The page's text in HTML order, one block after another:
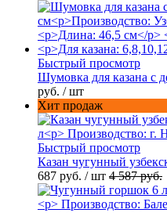
Быстрый просмотр
Шумовка для казана с
руб. / шт
Хит продаж
Быстрый просмотр
Казан чугунный
687 руб. / шт 4 587 руб.